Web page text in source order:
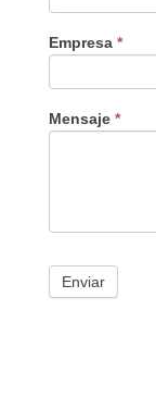
Empresa *
Mensaje *
Enviar